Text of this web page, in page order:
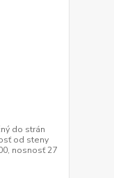
do strán
od steny
nosnosť 27